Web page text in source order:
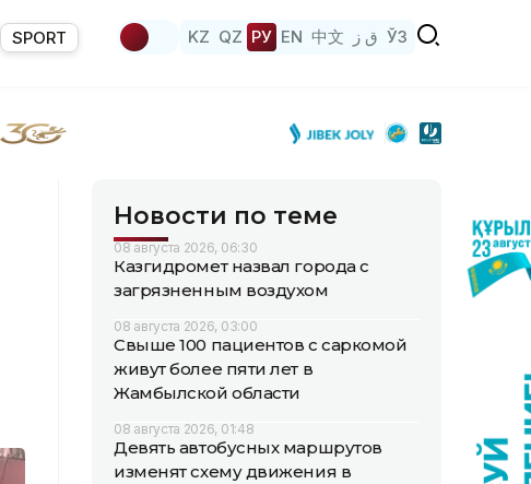
SPORT KZ QZ РУ EN 中文 ق ز ЎЗ
Новости по теме
08 августа 2026, 06:30
Казгидромет назвал города с
загрязненным воздухом
08 августа 2026, 03:00
Свыше 100 пациентов с саркомой
живут более пяти лет в
Жамбылской области
08 августа 2026, 01:48
Девять автобусных маршрутов
изменят схему движения в